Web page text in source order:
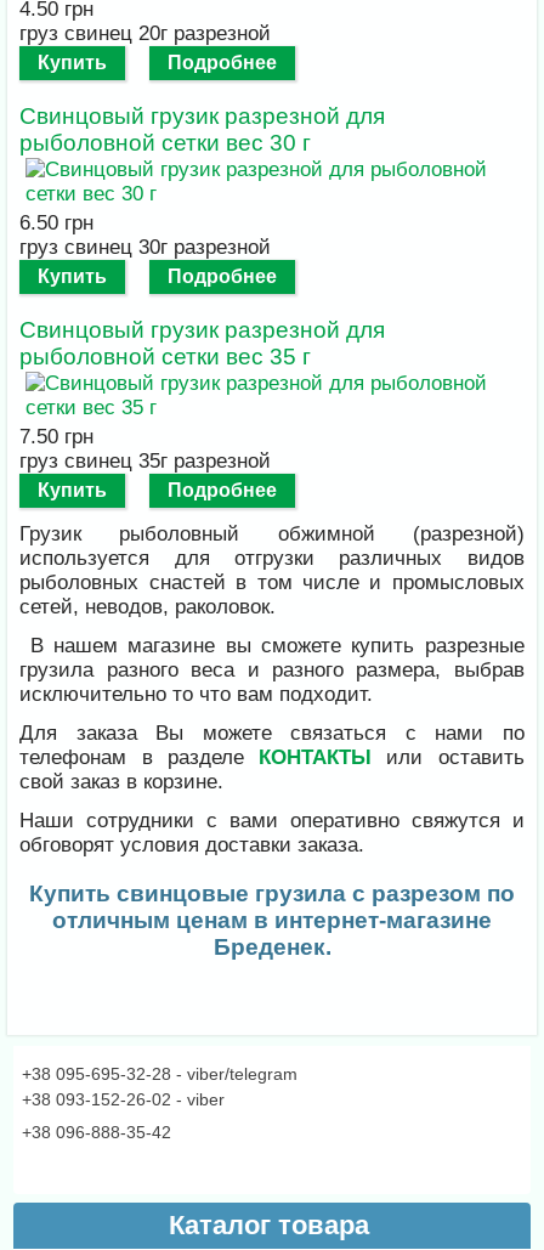
4.50 грн
груз свинец 20г разрезной
Купить Подробнее
Свинцовый грузик разрезной для
рыболовной сетки вес 30 г
6.50 грн
груз свинец 30г разрезной
Купить Подробнее
Свинцовый грузик разрезной для
рыболовной сетки вес 35 г
7.50 грн
груз свинец 35г разрезной
Купить Подробнее
Грузик рыболовный обжимной (разрезной)
используется для отгрузки различных видов
рыболовных снастей в том числе и промысловых
сетей, неводов, раколовок.
В нашем магазине вы сможете купить разрезные
грузила разного веса и разного размера, выбрав
исключительно то что вам подходит.
Для заказа Вы можете связаться с нами по
телефонам в разделе
КОНТАКТЫ
или оставить
свой заказ в корзине.
Наши сотрудники с вами оперативно свяжутся и
обговорят условия доставки заказа.
Купить свинцовые грузила с разрезом по
отличным ценам в интернет-магазине
Бреденек.
+38 095-695-32-28 - viber/telegram
+38 093-152-26-02 - viber
+38 096-888-35-42
Каталог товара